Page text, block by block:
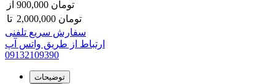
از 900,000 تومان
تا 2,000,000 تومان
سفارش سریع تلفنی
ارتباط از طریق واتس آپ
09132109390
توضیحات